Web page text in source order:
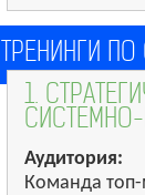
ТРЕНИНГИ ПО
1.
Аудитория:
Команда